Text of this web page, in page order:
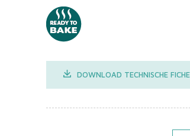
DOWNLOAD TECHNISCHE FICHE